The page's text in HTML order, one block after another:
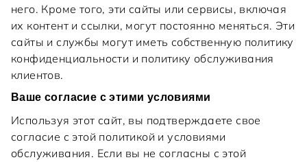
него. Кроме того, эти сайты или сервисы, включая
их контент и ссылки, могут постоянно меняться. Эти
сайты и службы могут иметь собственную политику
конфиденциальности и политику обслуживания
клиентов.
Ваше согласие с этими условиями
Используя этот сайт, вы подтверждаете свое
согласие с этой политикой и условиями
обслуживания. Если вы не согласны с этой